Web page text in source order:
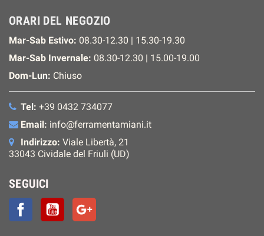
ORARI DEL NEGOZIO
Mar-Sab Estivo: 08.30-12.30 | 15.30-19.30
Mar-Sab Invernale: 08.30-12.30 | 15.00-19.00
Dom-Lun: Chiuso
Tel: +39 0432 734077
Email: info@ferramentamiani.it
Indirizzo: Viale Libertà, 21
33043 Cividale del Friuli (UD)
SEGUICI
FacebookYouTube